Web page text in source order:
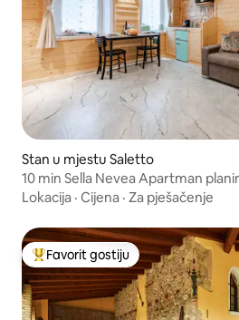
Stan u mjestu Saletto
10 min Sella Nevea Apartman
Lokacija · Cijena · Za pješačenje
Glavni favorit gostiju
Favorit gostiju